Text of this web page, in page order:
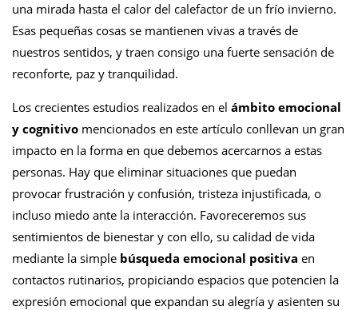
una mirada hasta el calor del calefactor de un frío invierno.
Esas pequeñas cosas se mantienen vivas a través de
nuestros sentidos, y traen consigo una fuerte sensación de
reconforte, paz y tranquilidad.
Los crecientes estudios realizados en el ámbito emocional
y cognitivo mencionados en este artículo conllevan un gran
impacto en la forma en que debemos acercarnos a estas
personas. Hay que eliminar situaciones que puedan
provocar frustración y confusión, tristeza injustificada, o
incluso miedo ante la interacción. Favoreceremos sus
sentimientos de bienestar y con ello, su calidad de vida
mediante la simple búsqueda emocional positiva en
contactos rutinarios, propiciando espacios que potencien la
expresión emocional que expandan su alegría y asienten su